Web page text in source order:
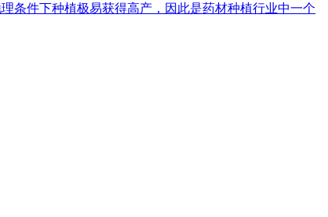
条件下种植极易获得高产，因此是药材种植行业中一个